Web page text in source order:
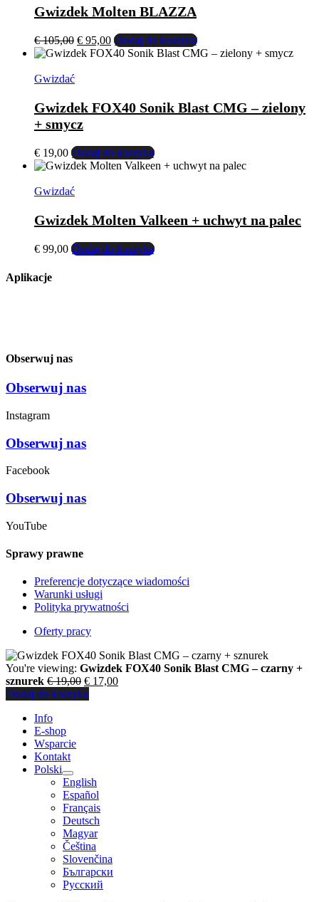
Gwizdek Molten BLAZZA
€105,00 Pierwotna
cena
€ 95,00Aktualna
cena
Dodaj do koszyka
Gwizdać
Gwizdek FOX40 Sonik Blast CMG – zielony
+ smycz
€ 19,00 Dodaj do koszyka
Gwizdać
Gwizdek Molten Valkeen + uchwyt na palec
€ 99,00 Dodaj do koszyka
Aplikacje
Obserwuj nas
Obserwuj nas
Instagram
Obserwuj nas
Facebook
Obserwuj nas
YouTube
Sprawy prawne
Preferencje dotyczące wiadomości
Warunki usługi
Polityka prywatności
Oferty pracy
You're viewing: Gwizdek FOX40 Sonik Blast CMG – czarny +
sznurek €19,00 Pierwotna
cena
€ 17,00Aktualna
Dodaj do koszyka
Info
E-shop
Wsparcie
Kontakt
Polski
English
Español
Français
Deutsch
Magyar
Čeština
Slovenčina
Български
Русский